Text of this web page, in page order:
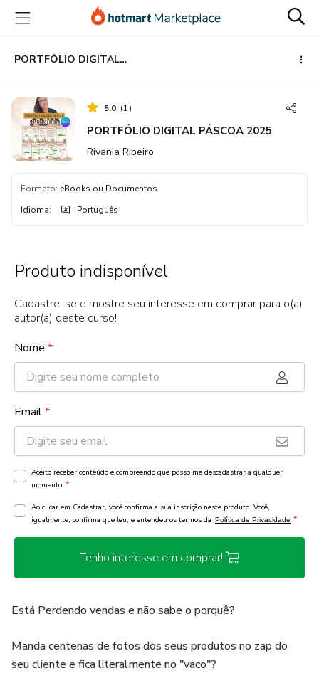
para
conteúdo
principal
para
pagamento
para
rodapé
PORTFÓLIO DIGITAL PÁSCOA 2025
5.0 (1)
PORTFÓLIO DIGITAL PÁSCOA 2025
Rivania Ribeiro
Formato: eBooks ou Documentos
Idioma: Português
Produto indisponível
Cadastre-se e mostre seu interesse em comprar para o(a)
autor(a) deste curso!
Nome *
Email*
Aceito receber conteúdo e compreendo que posso me descadastrar a qualquer
momento. *
Ao clicar em Cadastrar, você confirma a sua inscrição neste produto. Você,
igualmente, confirma que leu, e entendeu os termos da Política de Privacidade *
Tenho interesse em comprar!
Está Perdendo vendas e não sabe o porquê?
Manda centenas de fotos dos seus produtos no zap do
seu cliente e fica literalmente no "vaco"?